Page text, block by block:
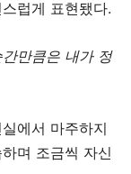
럽게 표현됐다.
만큼은 내가 정
에서 마주하지
며 조금씩 자신